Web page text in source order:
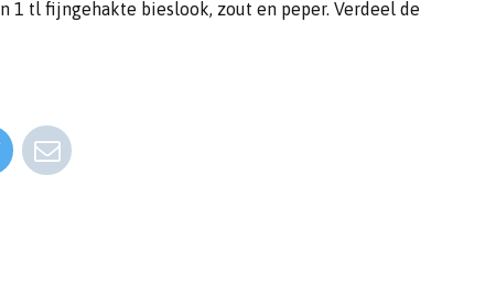
1 tl fijngehakte bieslook, zout en peper. Verdeel de